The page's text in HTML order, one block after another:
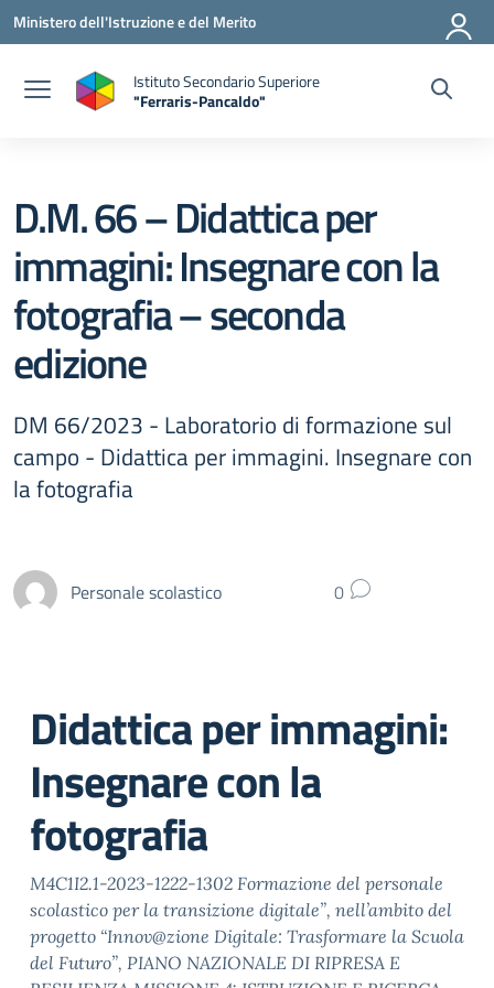
Vai ai contenuti
Vai al menu di navigazione
Vai al footer
Ministero dell'Istruzione e del Merito
Istituto Secondario Superiore
"Ferraris-Pancaldo"
D.M. 66 – Didattica per
immagini: Insegnare con la
fotografia – seconda
edizione
DM 66/2023 - Laboratorio di formazione sul
campo - Didattica per immagini. Insegnare con
la fotografia
Personale scolastico 0
Didattica per immagini:
Insegnare con la
fotografia
M4C1I2.1-2023-1222-1302 Formazione del personale
scolastico per la transizione digitale”, nell’ambito del
progetto “Innov@zione Digitale: Trasformare la Scuola
del Futuro”, PIANO NAZIONALE DI RIPRESA E